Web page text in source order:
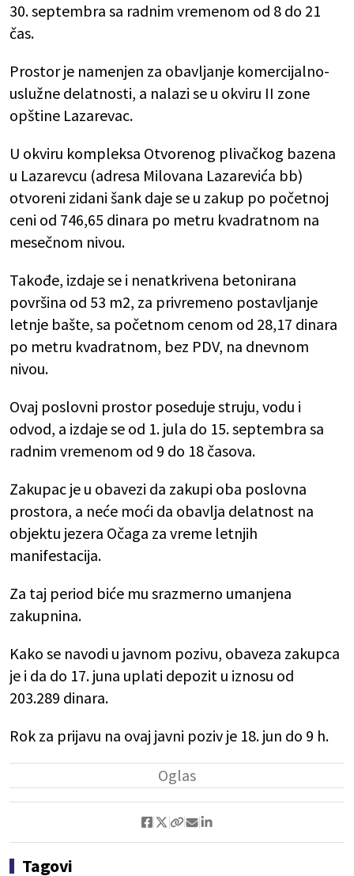
30. septembra sa radnim vremenom od 8 do 21
čas.
Prostor je namenjen za obavljanje komercijalno-
uslužne delatnosti, a nalazi se u okviru II zone
opštine Lazarevac.
U okviru kompleksa Otvorenog plivačkog bazena
u Lazarevcu (adresa Milovana Lazarevića bb)
otvoreni zidani šank daje se u zakup po početnoj
ceni od 746,65 dinara po metru kvadratnom na
mesečnom nivou.
Takođe, izdaje se i nenatkrivena betonirana
površina od 53 m2, za privremeno postavljanje
letnje bašte, sa početnom cenom od 28,17 dinara
po metru kvadratnom, bez PDV, na dnevnom
nivou.
Ovaj poslovni prostor poseduje struju, vodu i
odvod, a izdaje se od 1. jula do 15. septembra sa
radnim vremenom od 9 do 18 časova.
Zakupac je u obavezi da zakupi oba poslovna
prostora, a neće moći da obavlja delatnost na
objektu jezera Očaga za vreme letnjih
manifestacija.
Za taj period biće mu srazmerno umanjena
zakupnina.
Kako se navodi u javnom pozivu, obaveza zakupca
je i da do 17. juna uplati depozit u iznosu od
203.289 dinara.
Rok za prijavu na ovaj javni poziv je 18. jun do 9 h.
Tagovi